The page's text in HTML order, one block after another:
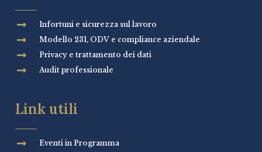
Infortuni e sicurezza sul lavoro
Modello 231, ODV e compliance aziendale
Privacy e trattamento dei dati
Audit professionale
Link utili
Eventi in Programma